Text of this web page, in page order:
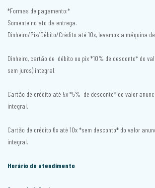
BALCÃO COOKTOP
BALÇÃO DE CANTO + PAINÉL
CADEIRA
COMPACTA
COMPLETA
COZINHA COMPACTA
COZINHA SUSPENSA
MULTIUSO
PENTEADEIRA
TÁBUA DE PASSAR
UTILIDADES
BASE BOX BAÚ SOLTEIRO
BASE BOX BIPARTIDA BAÚ CASAL
BASE BOX BIPARTIDA BAÚ QUEEN
BASE BOX BIPARTIDA CASAL
BASE BOX CASAL
BELICHE
BICAMA BOX
MESA
MESA DE COMPUTADOR
BERÇO
CAMA
COLCHÃO JUVENIL
CÔMODA
MESA DE CABECEIRA
ORGANIZADOR
SALA
CJ. DE SOFÁ
BUFFET
CRISTALEIRA
HOME
MESA DE CENTRO
PAINEL
*Formas de pagamento:*
Somente no ato da entrega.
Dinheiro/Pix/Débito/Crédito até 10x, levamos a máquina
Dinheiro, cartão de débito ou pix *10% de desconto* do
sem juros) integral.
Cartão de crédito até 5x *5% de desconto* do valor
integral.
Cartão de crédito 6x até 10x *sem desconto* do valor
integral.
Horário de atendimento